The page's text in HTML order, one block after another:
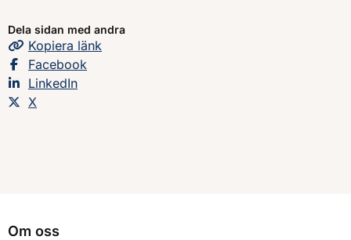
Dela sidan med andra
Kopiera sidans
länk
Dela sidan på
Facebook
Dela sidan på
LinkedIn
Dela sidan på
X
Om oss